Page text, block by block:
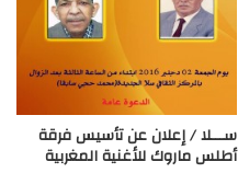
ســـلا / إعلان عن تأسيس فرقة
أطلس ماروك للأغنية المغربية